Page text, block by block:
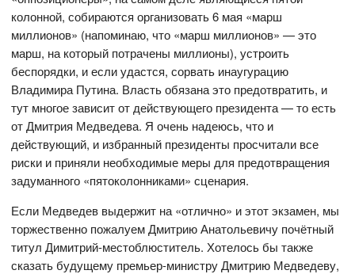
колонной, собираются организовать 6 мая «марш
миллионов» (напоминаю, что «марш миллионов» — это
марш, на который потрачены миллионы), устроить
беспорядки, и если удастся, сорвать инаугурацию
Владимира Путина. Власть обязана это предотвратить, и
тут многое зависит от действующего президента — то есть
от Дмитрия Медведева. Я очень надеюсь, что и
действующий, и избранный президенты просчитали все
риски и приняли необходимые меры для предотвращения
задуманного «пятоколонниками» сценария.
Если Медведев выдержит на «отлично» и этот экзамен, мы
торжественно пожалуем Дмитрию Анатольевичу почётный
титул Димитрий-местоблюститель. Хотелось бы также
сказать будущему премьер-министру Дмитрию Медведеву,